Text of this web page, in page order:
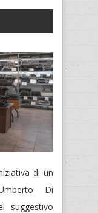
di un
Di
suggestivo